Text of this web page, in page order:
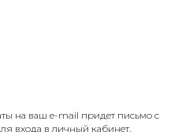
на ваш e-mail придет письмо с
входа в личный кабинет.